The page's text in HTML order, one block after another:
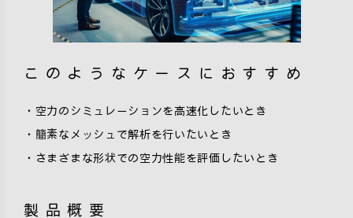
このようなケースにおすすめ
・空力のシミュレーションを高速化したいとき
・簡素なメッシュで解析を行いたいとき
・さまざまな形状での空力性能を評価したいとき
製品概要